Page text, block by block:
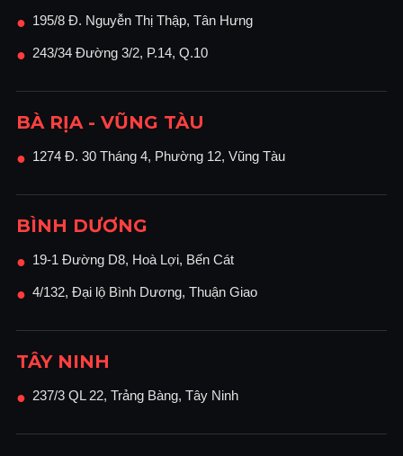
● 195/8 Đ. Nguyễn Thị Thập, Tân Hưng
● 243/34 Đường 3/2, P.14, Q.10
BÀ RỊA - VŨNG TÀU
● 1274 Đ. 30 Tháng 4, Phường 12, Vũng Tàu
BÌNH DƯƠNG
● 19-1 Đường D8, Hoà Lợi, Bến Cát
● 4/132, Đại lộ Bình Dương, Thuận Giao
TÂY NINH
● 237/3 QL 22, Trảng Bàng, Tây Ninh